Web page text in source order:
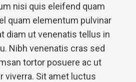
nisi quis eleifend quam
quam elementum pulvinar
diam ut venenatis tellus in
Nibh venenatis cras sed
tortor posuere ac ut
viverra. Sit amet luctus